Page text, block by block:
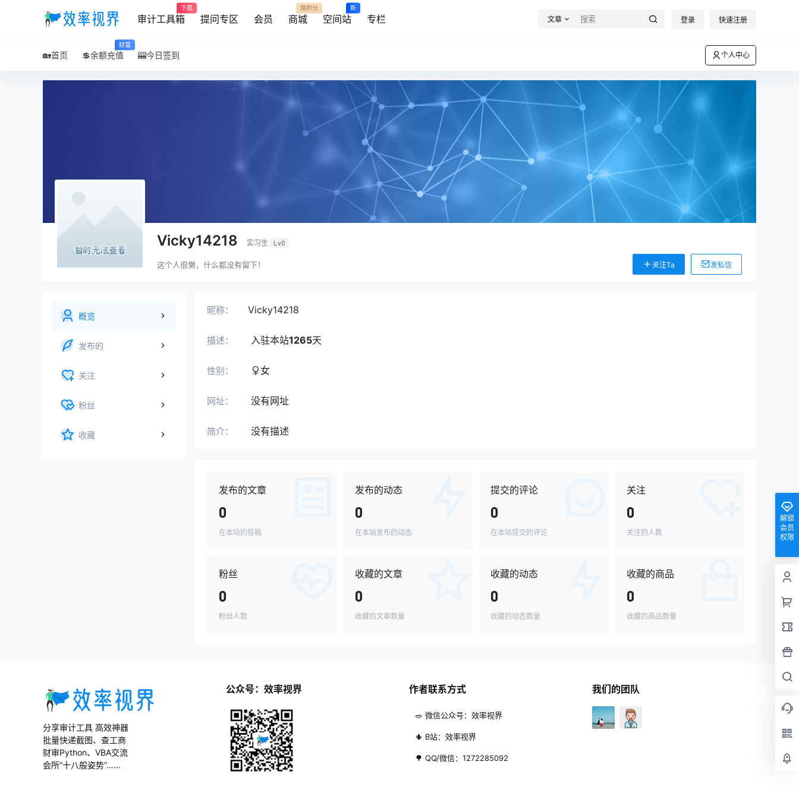
审计工具箱
下载
提问专区 会员 商城
换积分
空间站
新
专栏 文章 登录 快速注册
🏡首页 💲余额充值
财富
🎰今日签到 个人中心
Vicky14218 实习生 Lv0
这个人很懒，什么都没有留下！ 关注Ta 发私信
概览
发布的
关注
粉丝
收藏
昵称： Vicky14218
描述： 入驻本站1265天
性别： 女
网址： 没有网址
简介： 没有描述
发布的文章
0
在本站的投稿
发布的动态
0
在本站发布的动态
提交的评论
0
在本站提交的评论
关注
0
关注的人数
粉丝
0
粉丝人数
收藏的文章
0
收藏的文章数量
收藏的动态
0
收藏的动态数量
收藏的商品
0
收藏的商品数量
解锁
会员
权限
分享审计工具 高效神器
批量快递截图、查工商
财审Python、VBA交流
会所“十八般姿势”……
公众号：效率视界 作者联系方式
🥗 微信公众号：效率视界
🌵 B站：效率视界
🌳 QQ/微信：1272285092
我们的团队